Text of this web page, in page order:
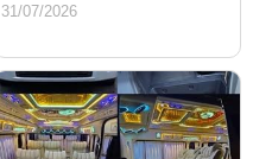
31/07/2026